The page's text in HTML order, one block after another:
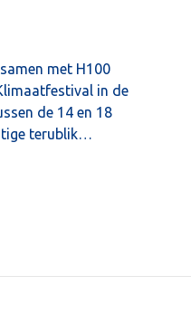
met H100
in de
de 14 en 18
terublik…